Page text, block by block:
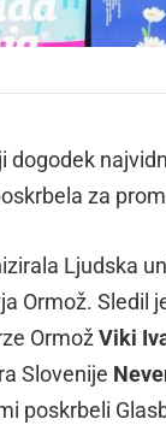
dogodek
za
Ljudska
Ormož.
Ormož Viki
Slovenije
poskrbeli